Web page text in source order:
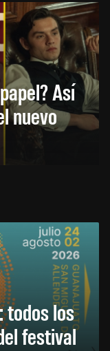
Así
nuevo
todos los
festival